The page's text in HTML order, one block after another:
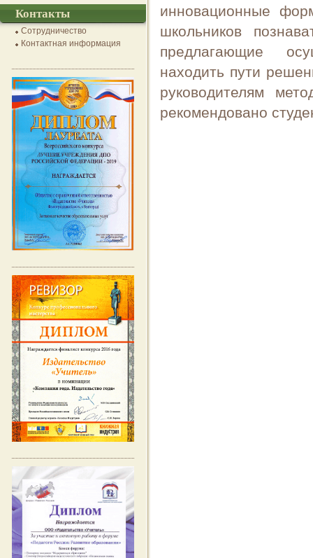
инновационные
школьников
предлагающие
находить пути
руководителям
рекомендовано
Контакты
Сотрудничество
Контактная информация